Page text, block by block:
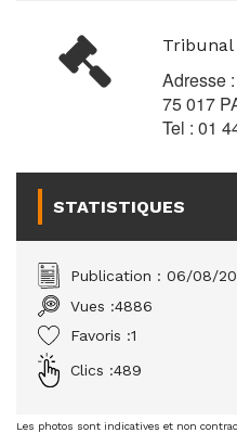
Tribunal
Adresse
75 017
Tel : 01
STATISTIQUES
Publication : 06/08/
Vues :4886
Favoris :1
Clics :489
Les photos sont indicatives et non